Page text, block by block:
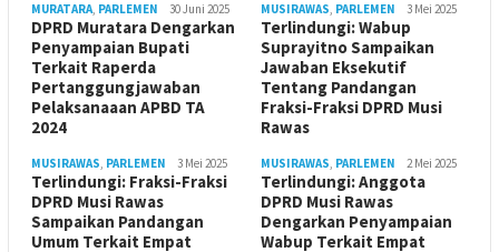
MURATARA, PARLEMEN 30 Juni 2025
DPRD Muratara Dengarkan
Penyampaian Bupati
Terkait Raperda
Pertanggungjawaban
Pelaksanaaan APBD TA
2024
MUSIRAWAS, PARLEMEN 3 Mei 2025
Terlindungi: Wabup
Suprayitno Sampaikan
Jawaban Eksekutif
Tentang Pandangan
Fraksi-Fraksi DPRD Musi
Rawas
MUSIRAWAS, PARLEMEN 3 Mei 2025
Terlindungi: Fraksi-Fraksi
DPRD Musi Rawas
Sampaikan Pandangan
Umum Terkait Empat
MUSIRAWAS, PARLEMEN 2 Mei 2025
Terlindungi: Anggota
DPRD Musi Rawas
Dengarkan Penyampaian
Wabup Terkait Empat